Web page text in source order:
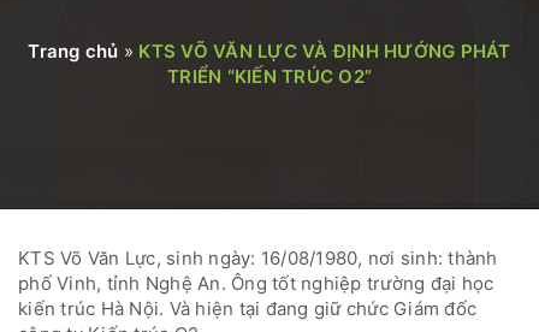
Trang chủ » KTS VÕ VĂN LỰC VÀ ĐỊNH HƯỚNG PHÁT
TRIỂN “KIẾN TRÚC O2”
KTS Võ Văn Lực, sinh ngày: 16/08/1980, nơi sinh: thành
phố Vinh, tỉnh Nghệ An. Ông tốt nghiệp trường đại học
kiến trúc Hà Nội. Và hiện tại đang giữ chức Giám đốc